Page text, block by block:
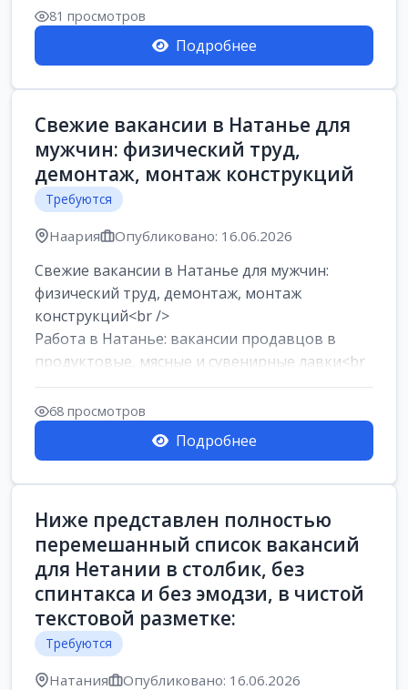
81 просмотров
Подробнее
Свежие вакансии в Натанье для
мужчин: физический труд,
демонтаж, монтаж конструкций
Требуются
Наария Опубликовано: 16.06.2026
Свежие вакансии в Натанье для мужчин:
физический труд, демонтаж, монтаж
конструкций<br />
Работа в Натанье: вакансии продавцов в
продуктовые, мясные и сувенирные лавки<br
/>
Разнорабочий на сборку м...
68 просмотров
Подробнее
Ниже представлен полностью
перемешанный список вакансий
для Нетании в столбик, без
спинтакса и без эмодзи, в чистой
текстовой разметке:
Требуются
Натания Опубликовано: 16.06.2026